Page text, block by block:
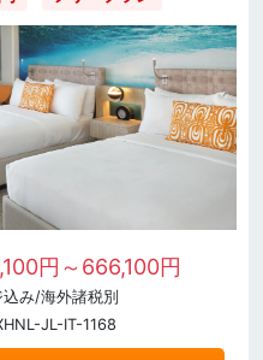
円～666,100円
み/海外諸税別
JL-IT-1168